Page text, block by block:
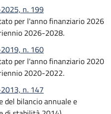
n. 199
per l'anno finanziario 2026
2026-2028.
n. 160
per l'anno finanziario 2020
2020-2022.
n. 147
del bilancio annuale e